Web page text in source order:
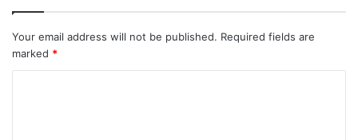
Your email address will not be published. Required fields are
marked *